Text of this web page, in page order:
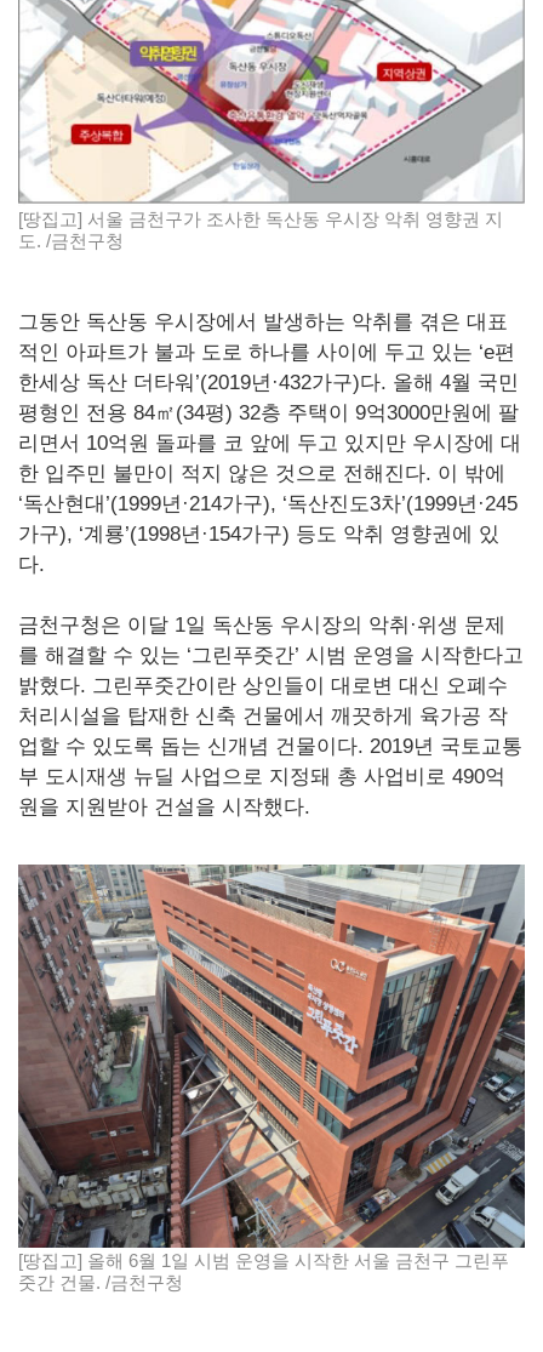
[땅집고] 서울 금천구가 조사한 독산동 우시장 악취 영향권 지
도. /금천구청
그동안 독산동 우시장에서 발생하는 악취를 겪은 대표
적인 아파트가 불과 도로 하나를 사이에 두고 있는 ‘e편
한세상 독산 더타워’(2019년·432가구)다. 올해 4월 국민
평형인 전용 84㎡(34평) 32층 주택이 9억3000만원에 팔
리면서 10억원 돌파를 코 앞에 두고 있지만 우시장에 대
한 입주민 불만이 적지 않은 것으로 전해진다. 이 밖에
‘독산현대’(1999년·214가구), ‘독산진도3차’(1999년·245
가구), ‘계룡’(1998년·154가구) 등도 악취 영향권에 있
다.
금천구청은 이달 1일 독산동 우시장의 악취·위생 문제
를 해결할 수 있는 ‘그린푸줏간’ 시범 운영을 시작한다고
밝혔다. 그린푸줏간이란 상인들이 대로변 대신 오폐수
처리시설을 탑재한 신축 건물에서 깨끗하게 육가공 작
업할 수 있도록 돕는 신개념 건물이다. 2019년 국토교통
부 도시재생 뉴딜 사업으로 지정돼 총 사업비로 490억
원을 지원받아 건설을 시작했다.
[땅집고] 올해 6월 1일 시범 운영을 시작한 서울 금천구 그린푸
줏간 건물. /금천구청